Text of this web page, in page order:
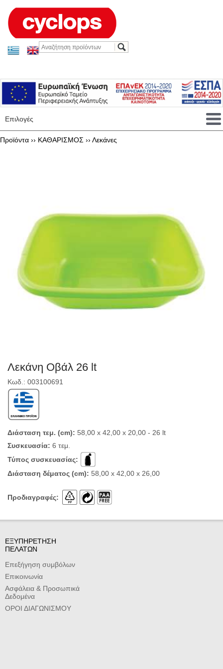
Επιλογές
Προϊόντα ›› ΚΑΘΑΡΙΣΜΟΣ ›› Λεκάνες
Λεκάνη Οβάλ 26 lt
Κωδ.: 003100691
Διάσταση τεμ. (cm): 58,00 x 42,00 x 20,00 - 26 lt
Συσκευασία: 6 τεμ.
Τύπος συσκευασίας:
Διάσταση δέματος (cm): 58,00 x 42,00 x 26,00
Προδιαγραφές:
ΕΞΥΠΗΡΕΤΗΣΗ
ΠΕΛΑΤΩΝ
Επεξήγηση συμβόλων
Επικοινωνία
Ασφάλεια & Προσωπικά
Δεδομένα
ΟΡΟΙ ΔΙΑΓΩΝΙΣΜΟΥ